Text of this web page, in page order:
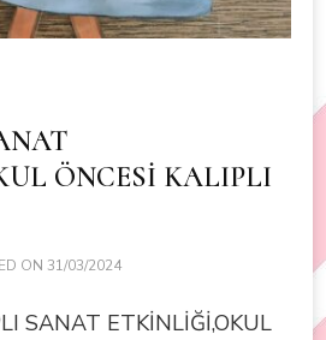
ÖNCESİ KALIPLI
ON 31/03/2024
SANAT ETKİNLİĞİ,OKUL